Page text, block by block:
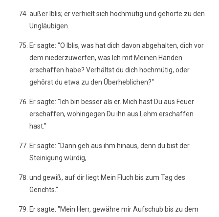
außer Iblis; er verhielt sich hochmütig und gehörte zu den
Ungläubigen.
Er sagte: "O Iblis, was hat dich davon abgehalten, dich vor
dem niederzuwerfen, was Ich mit Meinen Händen
erschaffen habe? Verhältst du dich hochmütig, oder
gehörst du etwa zu den Überheblichen?"
Er sagte: "Ich bin besser als er. Mich hast Du aus Feuer
erschaffen, wohingegen Du ihn aus Lehm erschaffen
hast."
Er sagte: "Dann geh aus ihm hinaus, denn du bist der
Steinigung würdig,
und gewiß, auf dir liegt Mein Fluch bis zum Tag des
Gerichts."
Er sagte: "Mein Herr, gewähre mir Aufschub bis zu dem